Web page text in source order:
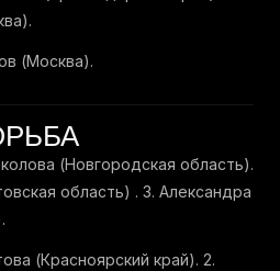
(Москва).
(Новгородская область).
область) . 3. Александра
(Красноярский край). 2.